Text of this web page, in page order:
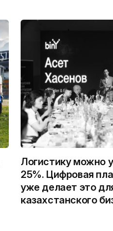
Логистику можно
25%. Цифровая
уже делает это
казахстанского